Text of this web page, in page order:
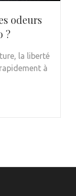
odeurs
?
la liberté
à